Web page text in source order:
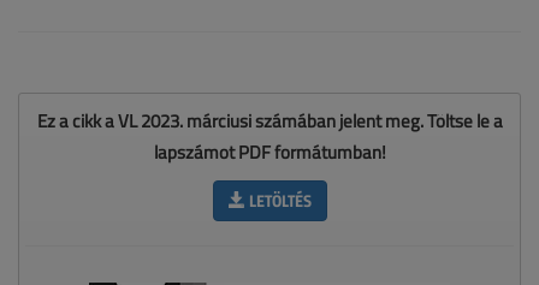
Ez a cikk a VL 2023. márciusi számában jelent meg. Töltse le a
lapszámot PDF formátumban!
LETÖLTÉS